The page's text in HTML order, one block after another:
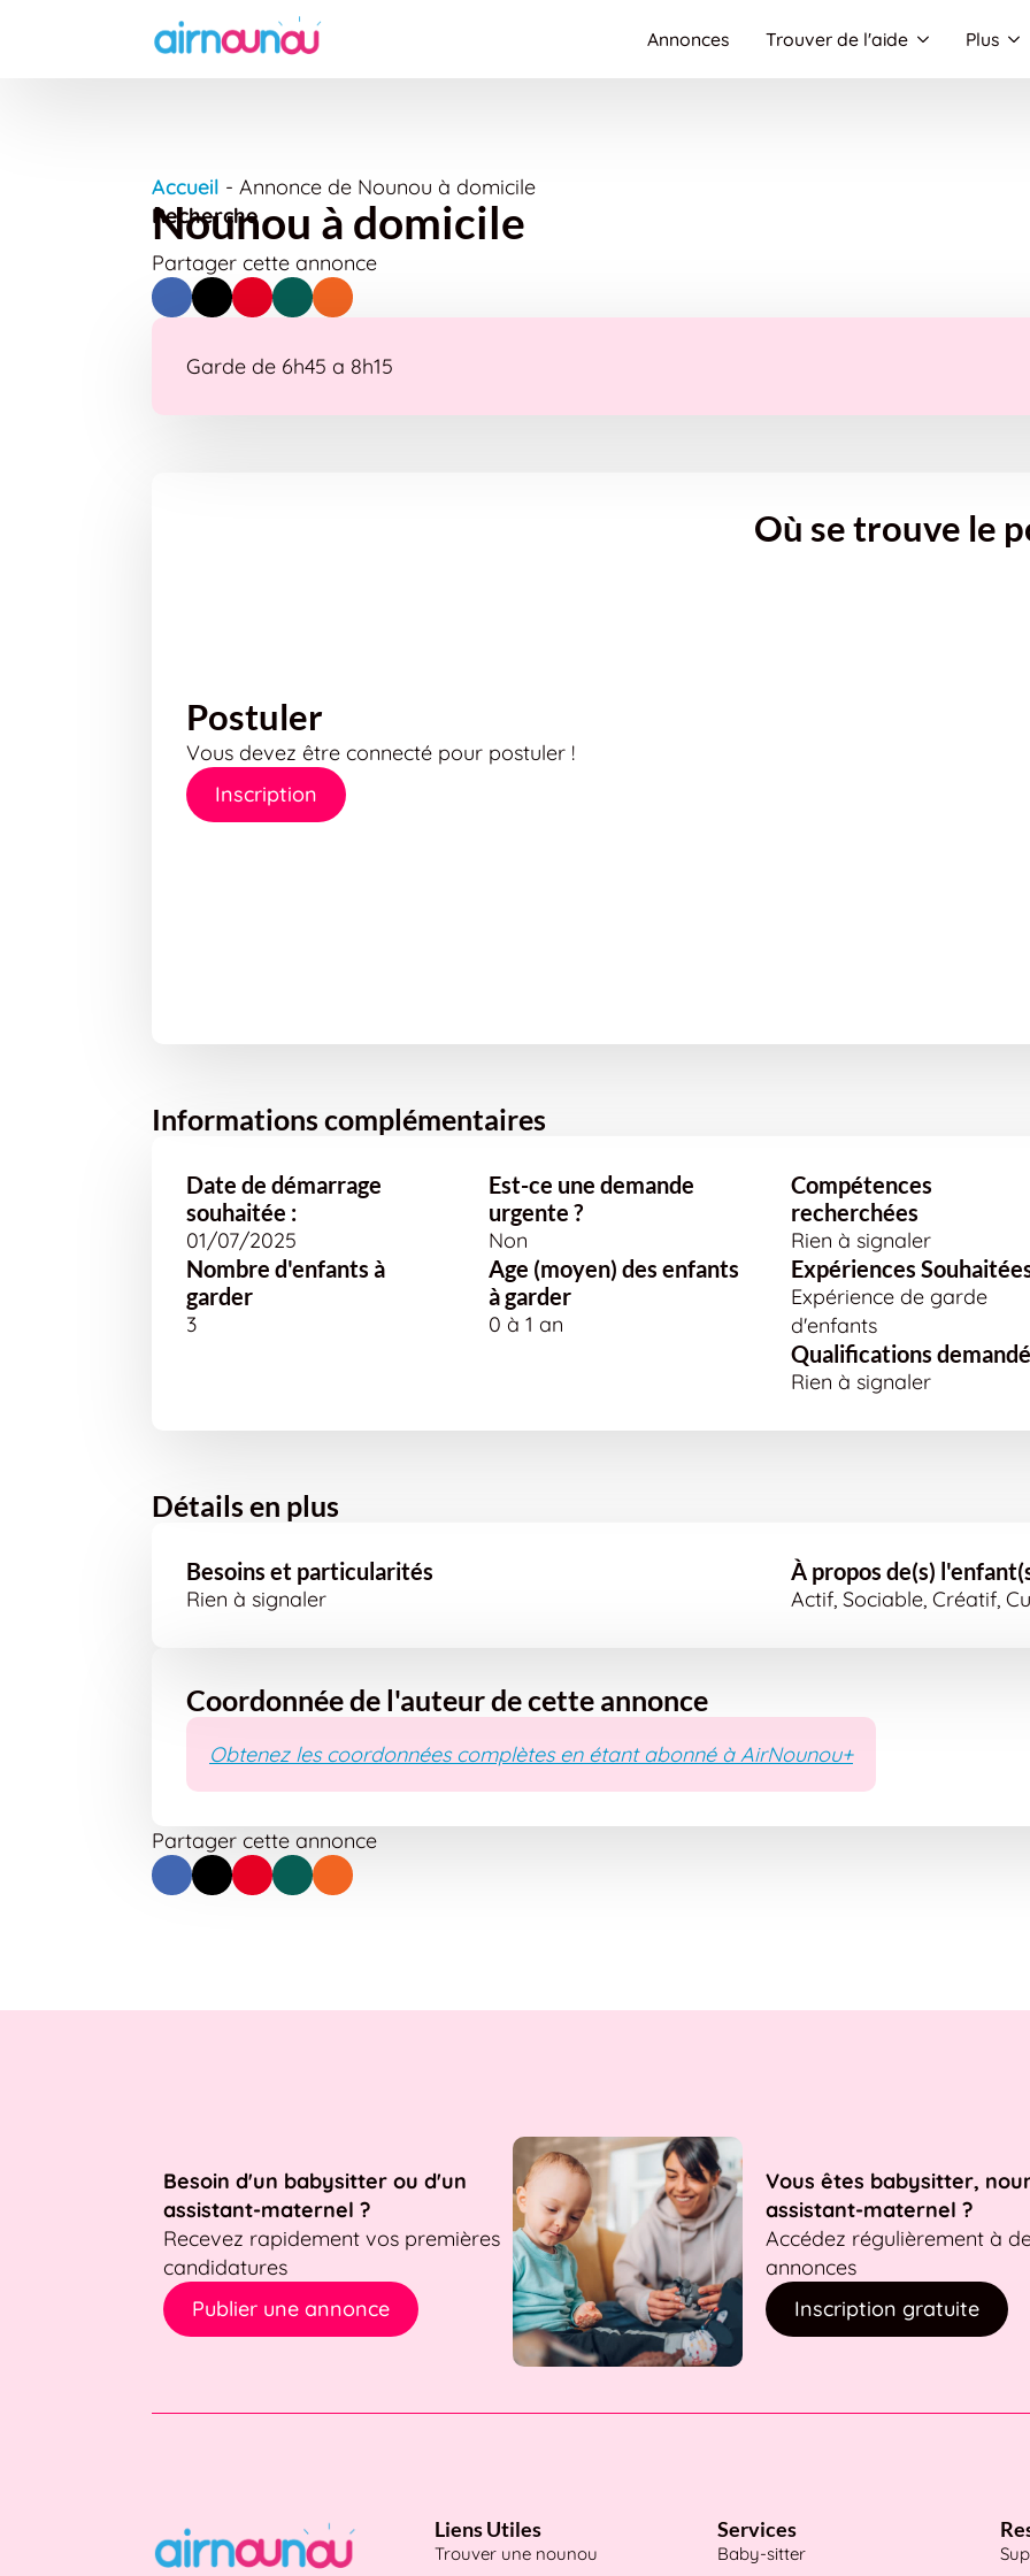
Annonces Trouver de l'aide Plus
Accueil - Annonce de Nounou à domicile
Recherche
Nounou à domicile
Partager cette annonce
Garde de 6h45 a 8h15
Postuler
Vous devez être connecté pour postuler !
Inscription
Où se trouve le
Informations complémentaires
Date de démarrage
souhaitée :
01/07/2025
Nombre d'enfants à
garder
3
Est-ce une demande
urgente ?
Non
Age (moyen) des enfants
à garder
0 à 1 an
Compétences
recherchées
Rien à signaler
Expériences
Expérience de garde
d'enfants
Qualifications
Rien à signaler
Détails en plus
Besoins et particularités
Rien à signaler
À propos de(s)
Actif, Sociable, Créatif,
Coordonnée de l'auteur de cette annonce
Obtenez les coordonnées complètes en étant abonné à AirNounou+
Partager cette annonce
Besoin d'un babysitter ou d'un
assistant-maternel ?
Recevez rapidement vos premières
candidatures
Publier une annonce
Vous êtes babysitter,
assistant-maternel ?
Accédez régulièrement à
annonces
Inscription gratuite
Liens Utiles
Trouver une nounou
Services
Baby-sitter